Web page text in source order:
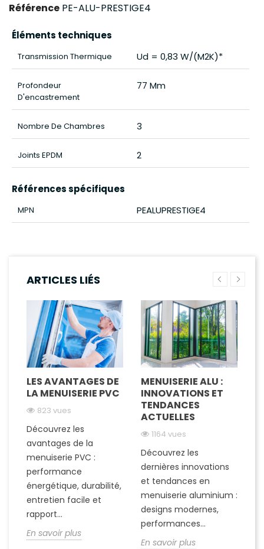
Référence PE-ALU-PRESTIGE4
Éléments techniques
Transmission Thermique Ud = 0,83 W/(m2K)*
Profondeur
D'encastrement
77 Mm
Nombre De Chambres 3
Joints EPDM 2
Références spécifiques
MPN PEALUPRESTIGE4
ARTICLES LIÉS
LES AVANTAGES DE
LA MENUISERIE PVC
823 vues
Découvrez les
avantages de la
menuiserie PVC :
performance
énergétique, durabilité,
entretien facile et
rapport...
En savoir plus
MENUISERIE ALU :
INNOVATIONS ET
TENDANCES
ACTUELLES
1164 vues
Découvrez les
dernières innovations
et tendances en
menuiserie aluminium :
designs modernes,
performances...
En savoir plus